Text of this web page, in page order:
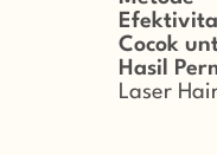
Cocok
Hasil
Laser